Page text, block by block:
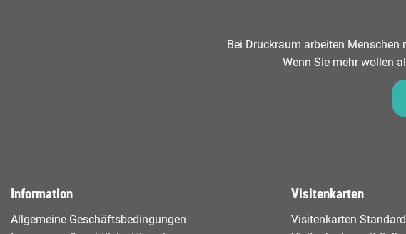
Bei Druckraum arbeiten
Wenn Sie mehr wollen
Information
Allgemeine Geschäftsbedingungen
Visitenkarten
Visitenkarten Standard